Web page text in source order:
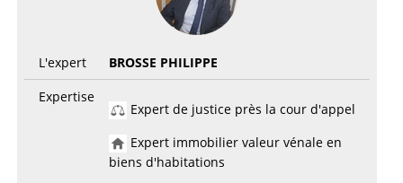
L'expert
BROSSE PHILIPPE
Expertise
Expert de justice près la cour d'appel
Expert immobilier valeur vénale en
biens d'habitations